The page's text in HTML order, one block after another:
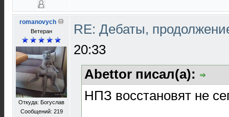
romanovych
Ветеран
Откуда: Богуслав
Сообщений: 219
RE: Дебаты,
20:33
Abettor писал(а):
НПЗ восстановят не